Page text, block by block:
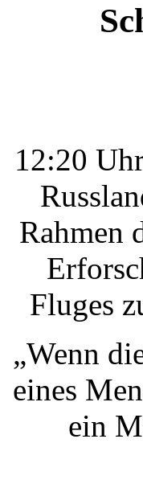
12:20
Rahmen
Fluges
„Wenn
eines
ein